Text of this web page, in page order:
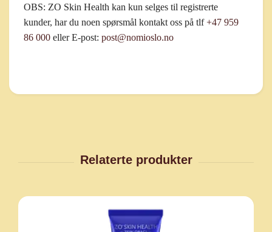
OBS: ZO Skin Health kan kun selges til registrerte
kunder, har du noen spørsmål kontakt oss på tlf+47 959
86 000 eller E-post: post@nomioslo.no